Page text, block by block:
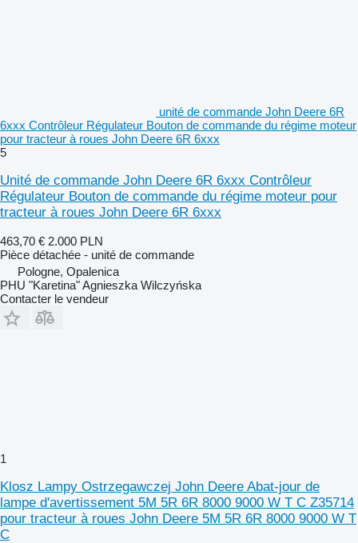
unité de commande John Deere 6R
6xxx Contrôleur Régulateur Bouton de commande du régime moteur
pour tracteur à roues John Deere 6R 6xxx
5
Unité de commande John Deere 6R 6xxx Contrôleur
Régulateur Bouton de commande du régime moteur pour
tracteur à roues John Deere 6R 6xxx
463,70 € 2.000 PLN
Pièce détachée - unité de commande
Pologne, Opalenica
PHU "Karetina" Agnieszka Wilczyńska
Contacter le vendeur
1
Klosz Lampy Ostrzegawczej John Deere Abat-jour de
lampe d'avertissement 5M 5R 6R 8000 9000 W T C Z35714
pour tracteur à roues John Deere 5M 5R 6R 8000 9000 W T
C